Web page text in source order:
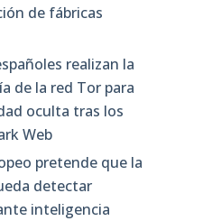
de fábricas
realizan la
de la red Tor para
oculta tras los
Web
pretende que la
detectar
inteligencia